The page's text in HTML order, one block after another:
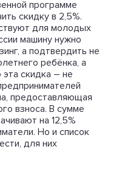
программе
скидку в 2,5%.
для молодых
машину нужно
а подтвердить не
ребёнка, а
скидка – не
предоставляющая
взноса. В сумме
на 12,5%
Но и список
для них